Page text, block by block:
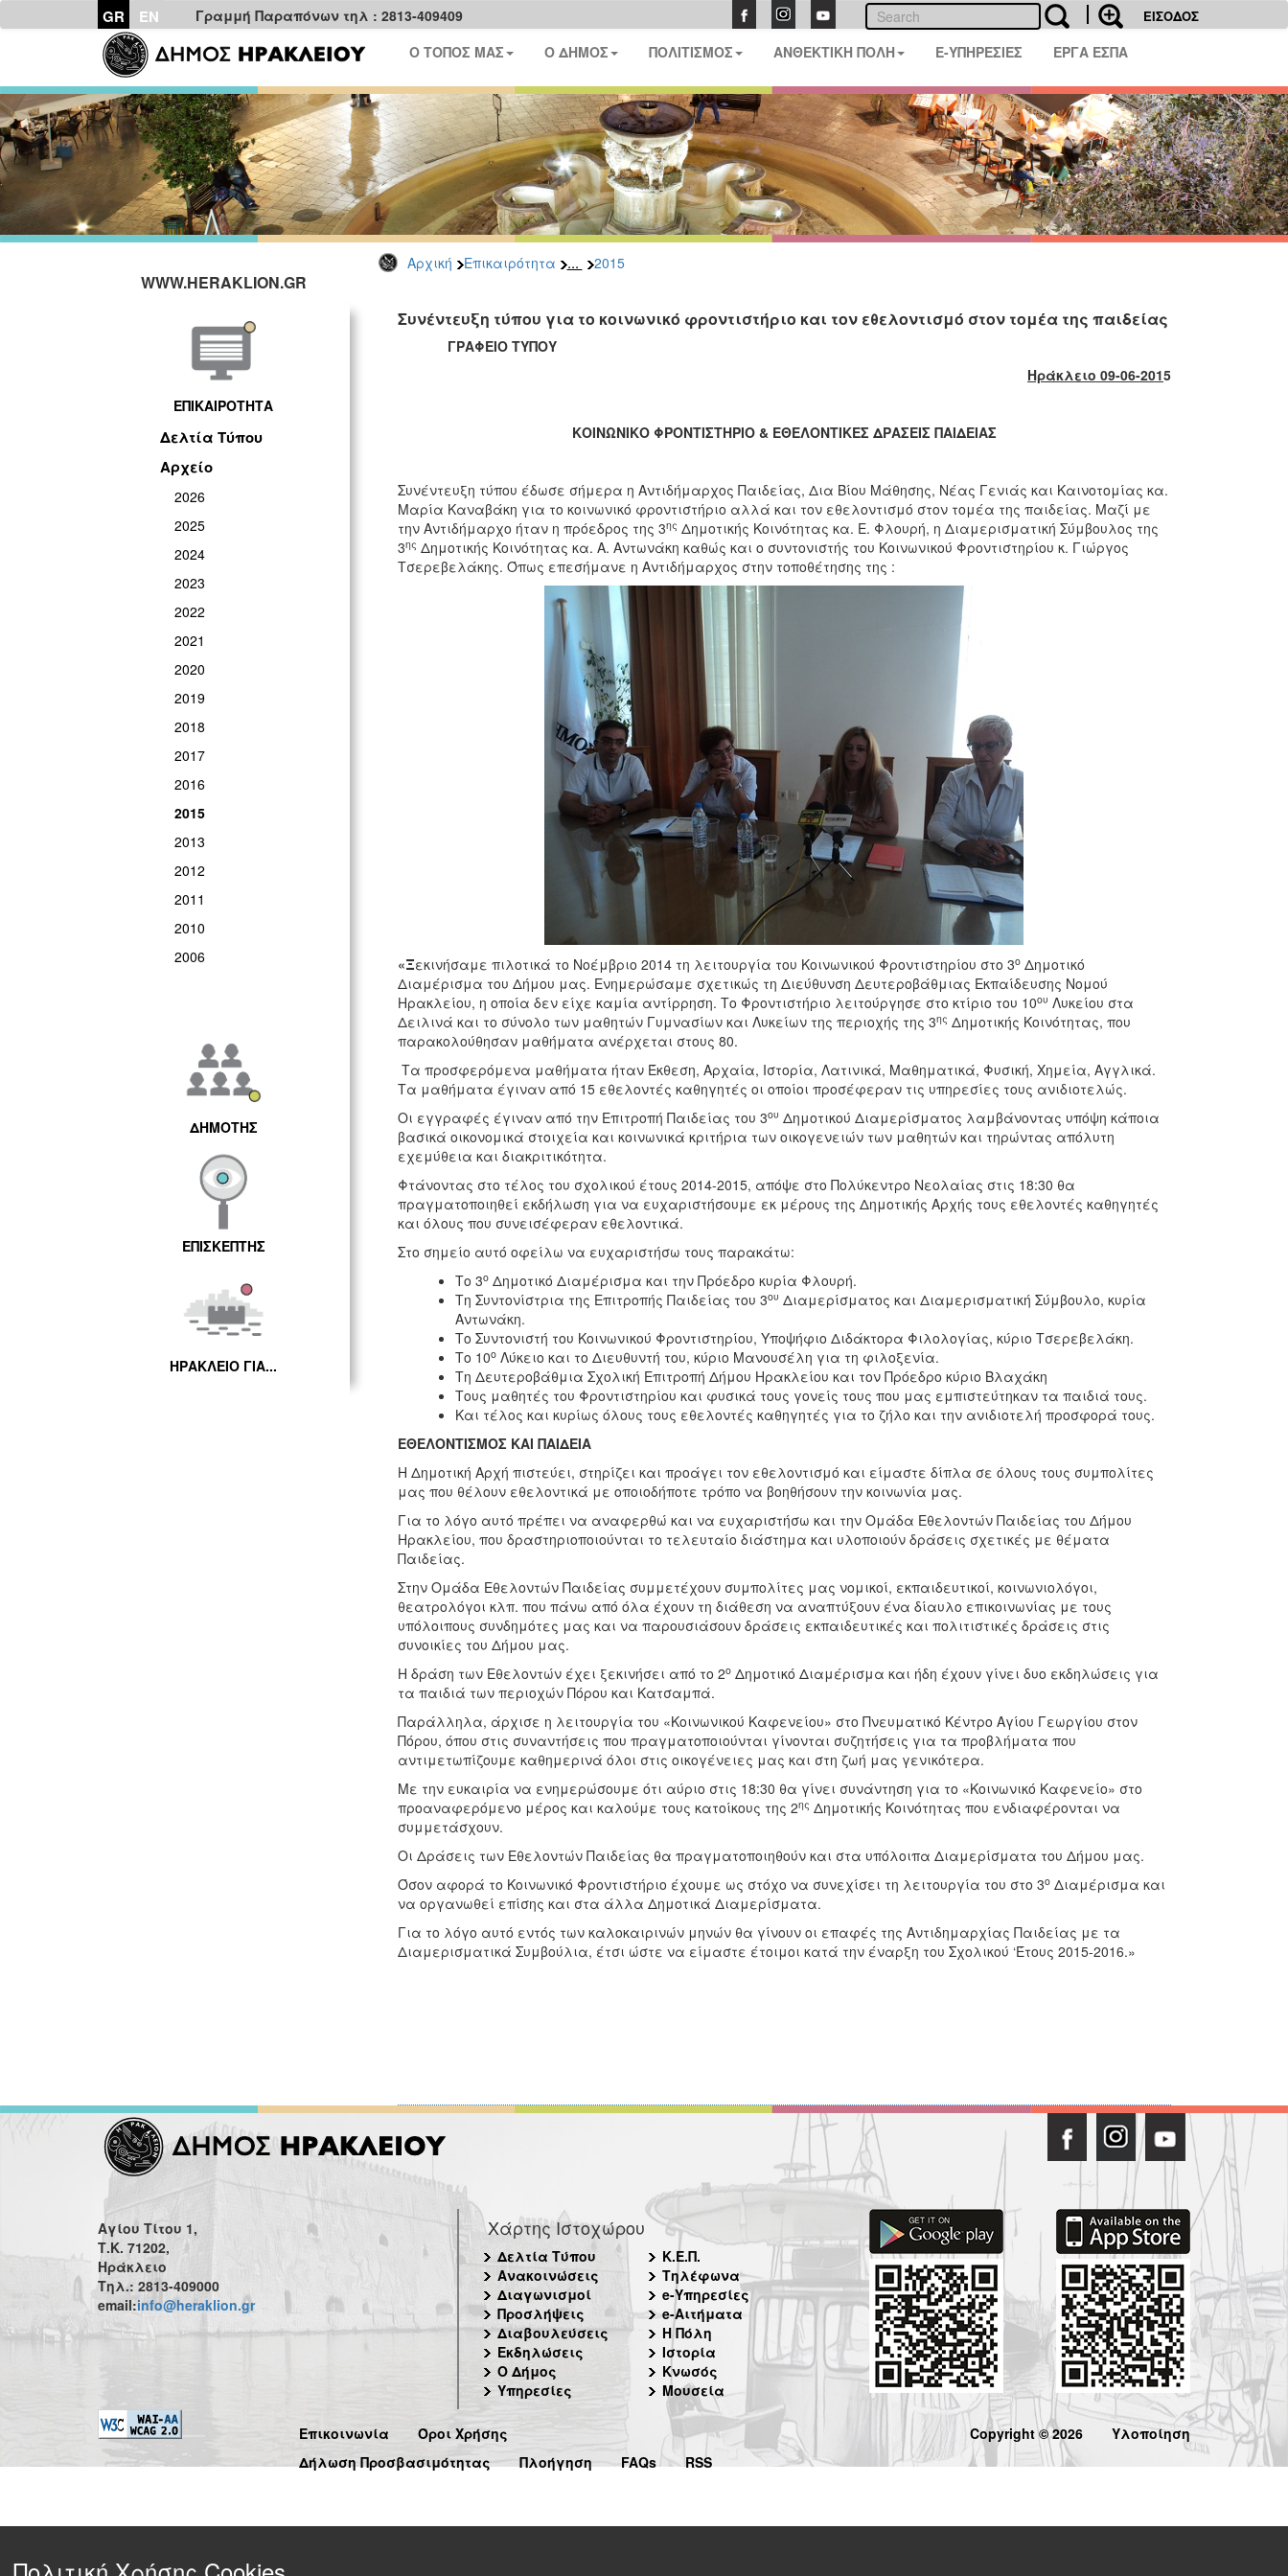
GR EN Γραμμή Παραπόνων τηλ : 2813-409409 ΕΙΣΟΔΟΣ
Ο ΤΟΠΟΣ ΜΑΣ Ο ΔΗΜΟΣ ΠΟΛΙΤΙΣΜΟΣ ΑΝΘΕΚΤΙΚΗ ΠΟΛΗ E-ΥΠΗΡΕΣΙΕΣ ΕΡΓΑ ΕΣΠΑ
Αρχική Επικαιρότητα ... 2015
WWW.HERAKLION.GR
ΕΠΙΚΑΙΡΟΤΗΤΑ
Δελτία Τύπου
Αρχείο
2026
2025
2024
2023
2022
2021
2020
2019
2018
2017
2016
2015
2013
2012
2011
2010
2006
ΔΗΜΟΤΗΣ
ΕΠΙΣΚΕΠΤΗΣ
ΗΡΑΚΛΕΙΟ ΓΙΑ...
Συνέντευξη τύπου για το κοινωνικό φροντιστήριο και τον εθελοντισμό στον τομέα της παιδείας
ΓΡΑΦΕΙΟ ΤΥΠΟΥ
Ηράκλειο 09-06-2015
ΚΟΙΝΩΝΙΚΟ ΦΡΟΝΤΙΣΤΗΡΙΟ & ΕΘΕΛΟΝΤΙΚΕΣ ΔΡΑΣΕΙΣ ΠΑΙΔΕΙΑΣ
Συνέντευξη τύπου έδωσε σήμερα η Αντιδήμαρχος Παιδείας, Δια Βίου Μάθησης, Νέας Γενιάς και Καινοτομίας κα.
Μαρία Καναβάκη για το κοινωνικό φροντιστήριο αλλά και τον εθελοντισμό στον τομέα της παιδείας. Μαζί με
την Αντιδήμαρχο ήταν η πρόεδρος της 3ης Δημοτικής Κοινότητας κα. Ε. Φλουρή, η Διαμερισματική Σύμβουλος της
3ης Δημοτικής Κοινότητας κα. Α. Αντωνάκη καθώς και ο συντονιστής του Κοινωνικού Φροντιστηρίου κ. Γιώργος
Τσερεβελάκης. Όπως επεσήμανε η Αντιδήμαρχος στην τοποθέτησης της :
«Ξεκινήσαμε πιλοτικά το Νοέμβριο 2014 τη λειτουργία του Κοινωνικού Φροντιστηρίου στο 3οΔημοτικό
Διαμέρισμα του Δήμου μας. Ενημερώσαμε σχετικώς τη Διεύθυνση Δευτεροβάθμιας Εκπαίδευσης Νομού
Ηρακλείου, η οποία δεν είχε καμία αντίρρηση. Το Φροντιστήριο λειτούργησε στο κτίριο του 10ου Λυκείου στα
Δειλινά και το σύνολο των μαθητών Γυμνασίων και Λυκείων της περιοχής της 3ης Δημοτικής Κοινότητας, που
παρακολούθησαν μαθήματα ανέρχεται στους 80.
Τα προσφερόμενα μαθήματα ήταν Έκθεση, Αρχαία, Ιστορία, Λατινικά, Μαθηματικά, Φυσική, Χημεία, Αγγλικά.
Τα μαθήματα έγιναν από 15 εθελοντές καθηγητές οι οποίοι προσέφεραν τις υπηρεσίες τους ανιδιοτελώς.
Οι εγγραφές έγιναν από την Επιτροπή Παιδείας του 3ου Δημοτικού Διαμερίσματος λαμβάνοντας υπόψη κάποια
βασικά οικονομικά στοιχεία και κοινωνικά κριτήρια των οικογενειών των μαθητών και τηρώντας απόλυτη
εχεμύθεια και διακριτικότητα.
Φτάνοντας στο τέλος του σχολικού έτους 2014-2015, απόψε στο Πολύκεντρο Νεολαίας στις 18:30 θα
πραγματοποιηθεί εκδήλωση για να ευχαριστήσουμε εκ μέρους της Δημοτικής Αρχής τους εθελοντές καθηγητές
και όλους που συνεισέφεραν εθελοντικά.
Στο σημείο αυτό οφείλω να ευχαριστήσω τους παρακάτω:
Το 3οΔημοτικό Διαμέρισμα και την Πρόεδρο κυρία Φλουρή.
Τη Συντονίστρια της Επιτροπής Παιδείας του 3ου Διαμερίσματος και Διαμερισματική Σύμβουλο, κυρία
Αντωνάκη.
Το Συντονιστή του Κοινωνικού Φροντιστηρίου, Υποψήφιο Διδάκτορα Φιλολογίας, κύριο Τσερεβελάκη.
Το 10οΛύκειο και το Διευθυντή του, κύριο Μανουσέλη για τη φιλοξενία.
Τη Δευτεροβάθμια Σχολική Επιτροπή Δήμου Ηρακλείου και τον Πρόεδρο κύριο Βλαχάκη
Τους μαθητές του Φροντιστηρίου και φυσικά τους γονείς τους που μας εμπιστεύτηκαν τα παιδιά τους.
Και τέλος και κυρίως όλους τους εθελοντές καθηγητές για το ζήλο και την ανιδιοτελή προσφορά τους.
ΕΘΕΛΟΝΤΙΣΜΟΣ ΚΑΙ ΠΑΙΔΕΙΑ
Η Δημοτική Αρχή πιστεύει, στηρίζει και προάγει τον εθελοντισμό και είμαστε δίπλα σε όλους τους συμπολίτες
μας που θέλουν εθελοντικά με οποιοδήποτε τρόπο να βοηθήσουν την κοινωνία μας.
Για το λόγο αυτό πρέπει να αναφερθώ και να ευχαριστήσω και την Ομάδα Εθελοντών Παιδείας του Δήμου
Ηρακλείου, που δραστηριοποιούνται το τελευταίο διάστημα και υλοποιούν δράσεις σχετικές με θέματα
Παιδείας.
Στην Ομάδα Εθελοντών Παιδείας συμμετέχουν συμπολίτες μας νομικοί, εκπαιδευτικοί, κοινωνιολόγοι,
θεατρολόγοι κλπ. που πάνω από όλα έχουν τη διάθεση να αναπτύξουν ένα δίαυλο επικοινωνίας με τους
υπόλοιπους συνδημότες μας και να παρουσιάσουν δράσεις εκπαιδευτικές και πολιτιστικές δράσεις στις
συνοικίες του Δήμου μας.
Η δράση των Εθελοντών έχει ξεκινήσει από το 2οΔημοτικό Διαμέρισμα και ήδη έχουν γίνει δυο εκδηλώσεις για
τα παιδιά των περιοχών Πόρου και Κατσαμπά.
Παράλληλα, άρχισε η λειτουργία του «Κοινωνικού Καφενείου» στο Πνευματικό Κέντρο Αγίου Γεωργίου στον
Πόρου, όπου στις συναντήσεις που πραγματοποιούνται γίνονται συζητήσεις για τα προβλήματα που
αντιμετωπίζουμε καθημερινά όλοι στις οικογένειες μας και στη ζωή μας γενικότερα.
Με την ευκαιρία να ενημερώσουμε ότι αύριο στις 18:30 θα γίνει συνάντηση για το «Κοινωνικό Καφενείο» στο
προαναφερόμενο μέρος και καλούμε τους κατοίκους της 2ης Δημοτικής Κοινότητας που ενδιαφέρονται να
συμμετάσχουν.
Οι Δράσεις των Εθελοντών Παιδείας θα πραγματοποιηθούν και στα υπόλοιπα Διαμερίσματα του Δήμου μας.
Όσον αφορά το Κοινωνικό Φροντιστήριο έχουμε ως στόχο να συνεχίσει τη λειτουργία του στο 3οΔιαμέρισμα και
να οργανωθεί επίσης και στα άλλα Δημοτικά Διαμερίσματα.
Για το λόγο αυτό εντός των καλοκαιρινών μηνών θα γίνουν οι επαφές της Αντιδημαρχίας Παιδείας με τα
Διαμερισματικά Συμβούλια, έτσι ώστε να είμαστε έτοιμοι κατά την έναρξη του Σχολικού ‘Έτους 2015-2016.»
Αγίου Τίτου 1,
Τ.Κ. 71202,
Ηράκλειο
Τηλ.: 2813-409000
email:info@heraklion.gr
Χάρτης Ιστοχώρου
Δελτία Τύπου
Ανακοινώσεις
Διαγωνισμοί
Προσλήψεις
Διαβουλεύσεις
Εκδηλώσεις
Ο Δήμος
Υπηρεσίες
Κ.Ε.Π.
Τηλέφωνα
e-Υπηρεσίες
e-Αιτήματα
Η Πόλη
Ιστορία
Κνωσός
Μουσεία
Επικοινωνία
Όροι Χρήσης
Δήλωση Προσβασιμότητας
Πλοήγηση FAQs RSS
Copyright © 2026 Υλοποίηση